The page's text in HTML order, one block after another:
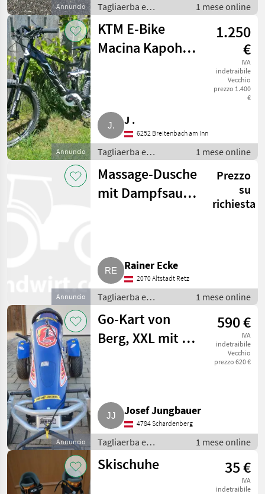
Annuncio
Tagliaerba e
macchine da
giardinaggio /
Attrezzatura sportiva
1 mese online
Annuncio
KTM E-Bike
Macina Kapoho
1.250
€
IVA
indetraibile
Vecchio
prezzo 1.400
€
J .
6252 Breitenbach am Inn
Tagliaerba e
macchine da
giardinaggio /
Attrezzatura sportiva
1 mese online
Annuncio
Massage-Dusche
mit Dampfsauna
Prezzo
su
richiesta
Rainer Ecke
2070 Altstadt Retz
Tagliaerba e
macchine da
giardinaggio /
Attrezzatura sportiva
1 mese online
Annuncio
Go-Kart von
Berg, XXL mit 3-
590 €
IVA
indetraibile
Vecchio
prezzo 620 €
Josef Jungbauer
4784 Schardenberg
Tagliaerba e
macchine da
giardinaggio /
1 mese online
Skischuhe 35 €
IVA
indetraibile